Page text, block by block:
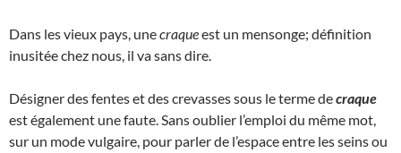
Dans les vieux pays, unecraqueest un mensonge; définition
inusitée chez nous, il va sans dire.
Désigner des fentes et des crevasses sous le terme decraque
est également une faute. Sans oublier l’emploi du même mot,
sur un mode vulgaire, pour parler de l’espace entre les seins ou